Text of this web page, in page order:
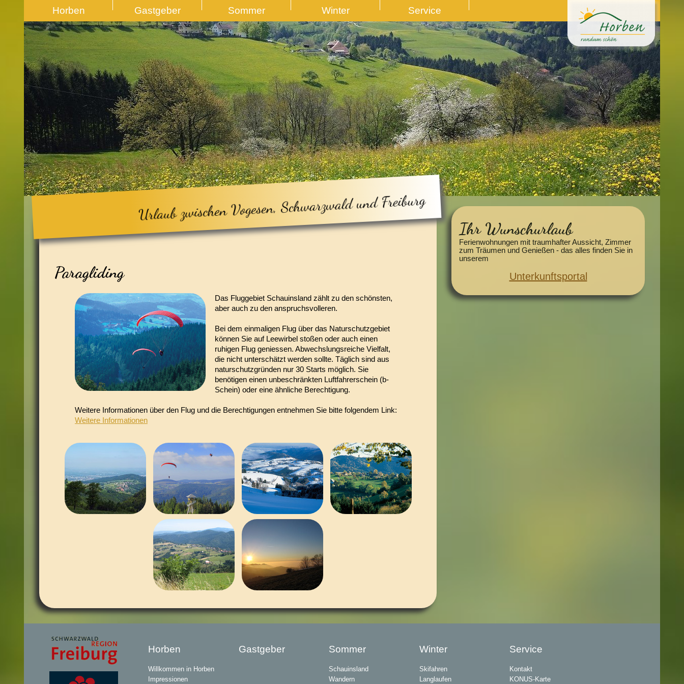
Horben Gastgeber Sommer Winter Service
Urlaub zwischen Vogesen, Schwarzwald und Freiburg
Paragliding
Das Fluggebiet Schauinsland zählt zu den schönsten,
aber auch zu den anspruchsvolleren.
Bei dem einmaligen Flug über das Naturschutzgebiet
können Sie auf Leewirbel stoßen oder auch einen
ruhigen Flug geniessen. Abwechslungsreiche Vielfalt,
die nicht unterschätzt werden sollte. Täglich sind aus
naturschutzgründen nur 30 Starts möglich. Sie
benötigen einen unbeschränkten Luftfahrerschein (b-
Schein) oder eine ähnliche Berechtigung.
Weitere Informationen über den Flug und die Berechtigungen entnehmen Sie bitte folgendem Link:
Weitere Informationen
Ihr Wunschurlaub
Ferienwohnungen mit traumhafter Aussicht, Zimmer
zum Träumen und Genießen - das alles finden Sie in
unserem
Unterkunftsportal
Horben
Willkommen in Horben
Impressionen
Gastgeber Sommer
Schauinsland
Wandern
Winter
Skifahren
Langlaufen
Service
Kontakt
KONUS-Karte